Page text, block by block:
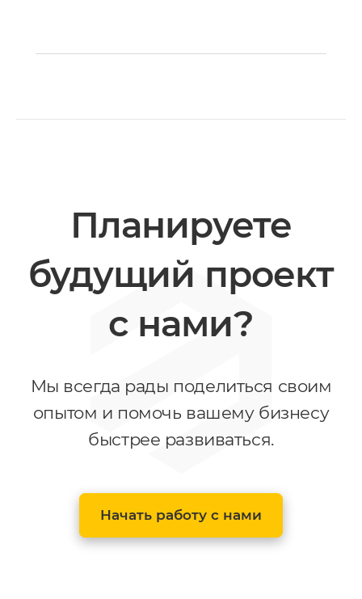
Планируете
будущий проект
с нами?
Мы всегда рады поделиться своим
опытом и помочь вашему бизнесу
быстрее развиваться.
Начать работу с нами